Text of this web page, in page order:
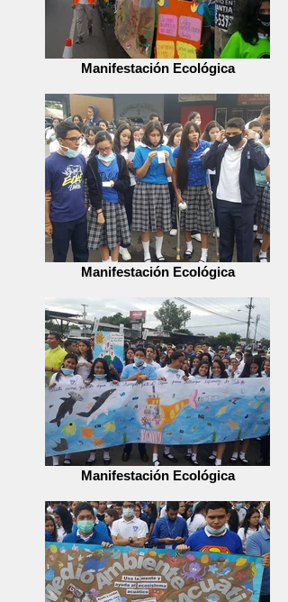
Manifestación Ecológica
Manifestación Ecológica
Manifestación Ecológica